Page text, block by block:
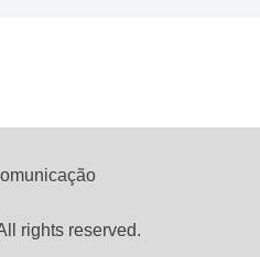
rights reserved.